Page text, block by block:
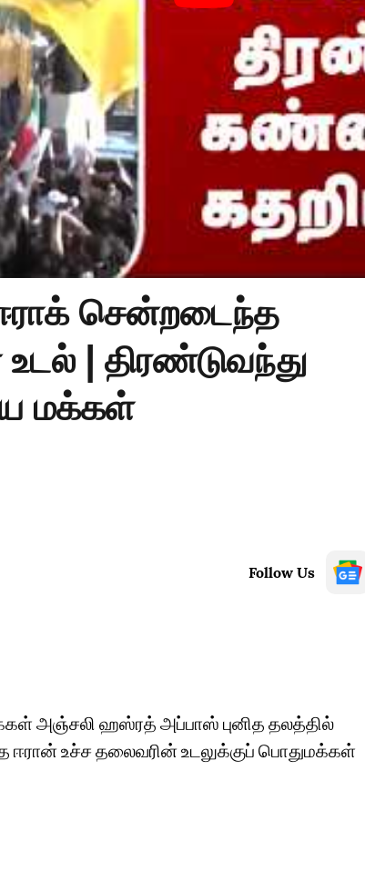
சென்றடைந்த
| திரண்டுவந்து
மக்கள்
Follow Us
அஞ்சலி ஹஸ்ரத் அப்பாஸ் புனித தலத்தில்
உச்ச தலைவரின் உடலுக்குப் பொதுமக்கள்